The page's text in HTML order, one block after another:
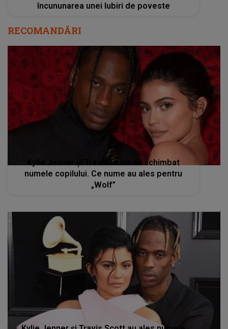
încununarea unei Iubiri de poveste
RECOMANDĂRI
Kylie Jenner și Travis Scott au schimbat
numele copilului. Ce nume au ales pentru
„Wolf”